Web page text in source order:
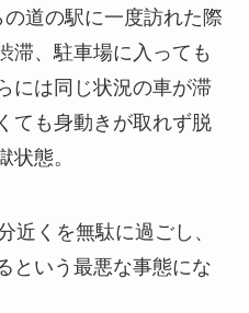
道の駅に一度訪れた際
滞、駐車場に入っても
には同じ状況の車が滞
ても身動きが取れず脱
状態。
近くを無駄に過ごし、
という最悪な事態にな